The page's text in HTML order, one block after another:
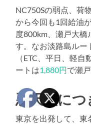
NC750Sの弱点、荷
から今回も1回給油
度800km、瀬戸大
す。なお淡路島ル
（ETC、平日、軽自
ートは1,880円で瀬
悪天候につ
東京を出発して、